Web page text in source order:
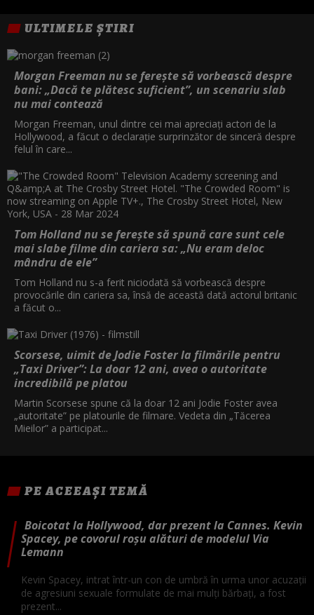
GREU DE UCIS 2
ULTIMELE ȘTIRI
Morgan Freeman nu se ferește să vorbească despre
bani: „Dacă te plătesc suficient”, un scenariu slab
nu mai contează
Morgan Freeman, unul dintre cei mai apreciați actori de la
Hollywood, a făcut o declarație surprinzător de sinceră despre
felul în care...
Tom Holland nu se ferește să spună care sunt cele
mai slabe filme din cariera sa: „Nu eram deloc
mândru de ele”
Tom Holland nu s-a ferit niciodată să vorbească despre
provocările din cariera sa, însă de această dată actorul britanic
a făcut o...
Scorsese, uimit de Jodie Foster la filmările pentru
„Taxi Driver”: La doar 12 ani, avea o autoritate
incredibilă pe platou
Martin Scorsese spune că la doar 12 ani Jodie Foster avea
„autoritate” pe platourile de filmare. Vedeta din „Tăcerea
Mieilor” a participat...
PE ACEEAȘI TEMĂ
Boicotat la Hollywood, dar prezent la Cannes. Kevin
Spacey, pe covorul roșu alături de modelul Via
Lemann
Kevin Spacey, intrat într-un con de umbră în urma unor acuzaţii
de agresiuni sexuale formulate de mai mulţi bărbaţi, a fost
prezent...